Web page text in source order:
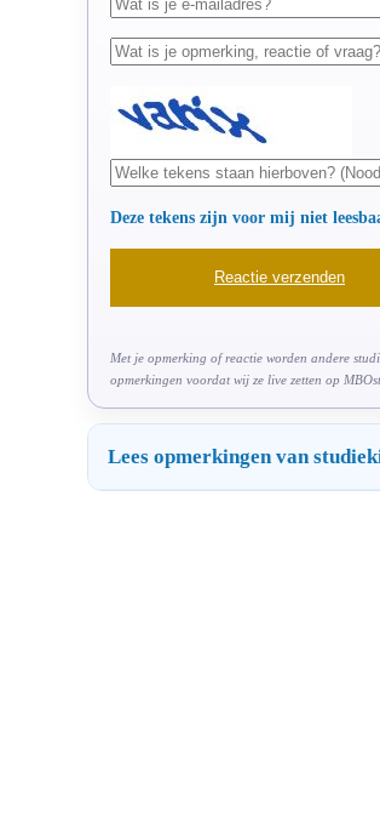
Deze tekens zijn voor mij niet
Met je opmerking of reactie worden andere
opmerkingen voordat wij ze live zetten op
Lees opmerkingen van